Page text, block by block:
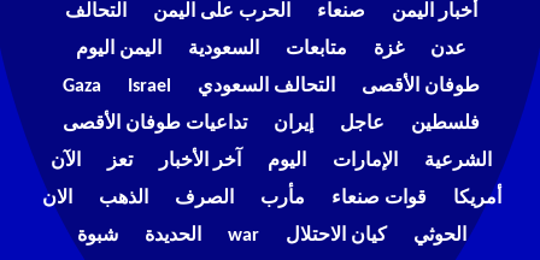
أخبار اليمن
صنعاء الحرب على اليمن
التحالف
عدن
غزة متابعات السعودية
اليمن اليوم
طوفان الأقصى
التحالف السعودي Israel
Gaza
فلسطين
عاجل إيران
تداعيات طوفان الأقصى
الشرعية
الإمارات اليوم آخر الأخبار تعز
الآن
أمريكا
قوات صنعاء مأرب الصرف الذهب
الان
الحوثي
كيان الاحتلال war الحديدة شبوة